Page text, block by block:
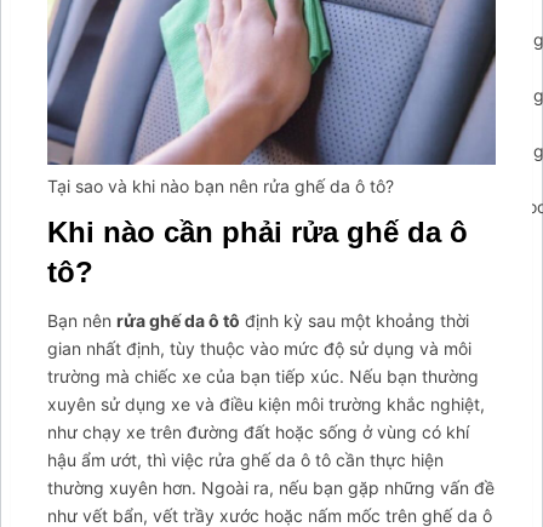
Tại sao và khi nào bạn nên rửa ghế da ô tô?
Khi nào cần phải rửa ghế da ô
tô?
Bạn nên rửa ghế da ô tô định kỳ sau một khoảng thời
gian nhất định, tùy thuộc vào mức độ sử dụng và môi
trường mà chiếc xe của bạn tiếp xúc. Nếu bạn thường
xuyên sử dụng xe và điều kiện môi trường khắc nghiệt,
như chạy xe trên đường đất hoặc sống ở vùng có khí
hậu ẩm ướt, thì việc rửa ghế da ô tô cần thực hiện
thường xuyên hơn. Ngoài ra, nếu bạn gặp những vấn đề
như vết bẩn, vết trầy xước hoặc nấm mốc trên ghế da ô
{clearTimeout(_arCuTimeOut);if(!arCuPromptClosed)
{clearTimeout(_arCuTimeOut);if(!arCuPromptClosed)
{clearTimeout(_arCuTimeOut);if(!arCuPromptClosed)
{clearTimeout(_arCuTimeOut);if(arCuClosedCookie!="1")
closed',1,0);}});var arcItem={};arcItem.id='msg-item-
7';arcItem.class='msg-item-phone';arcItem.title="Gọi cho